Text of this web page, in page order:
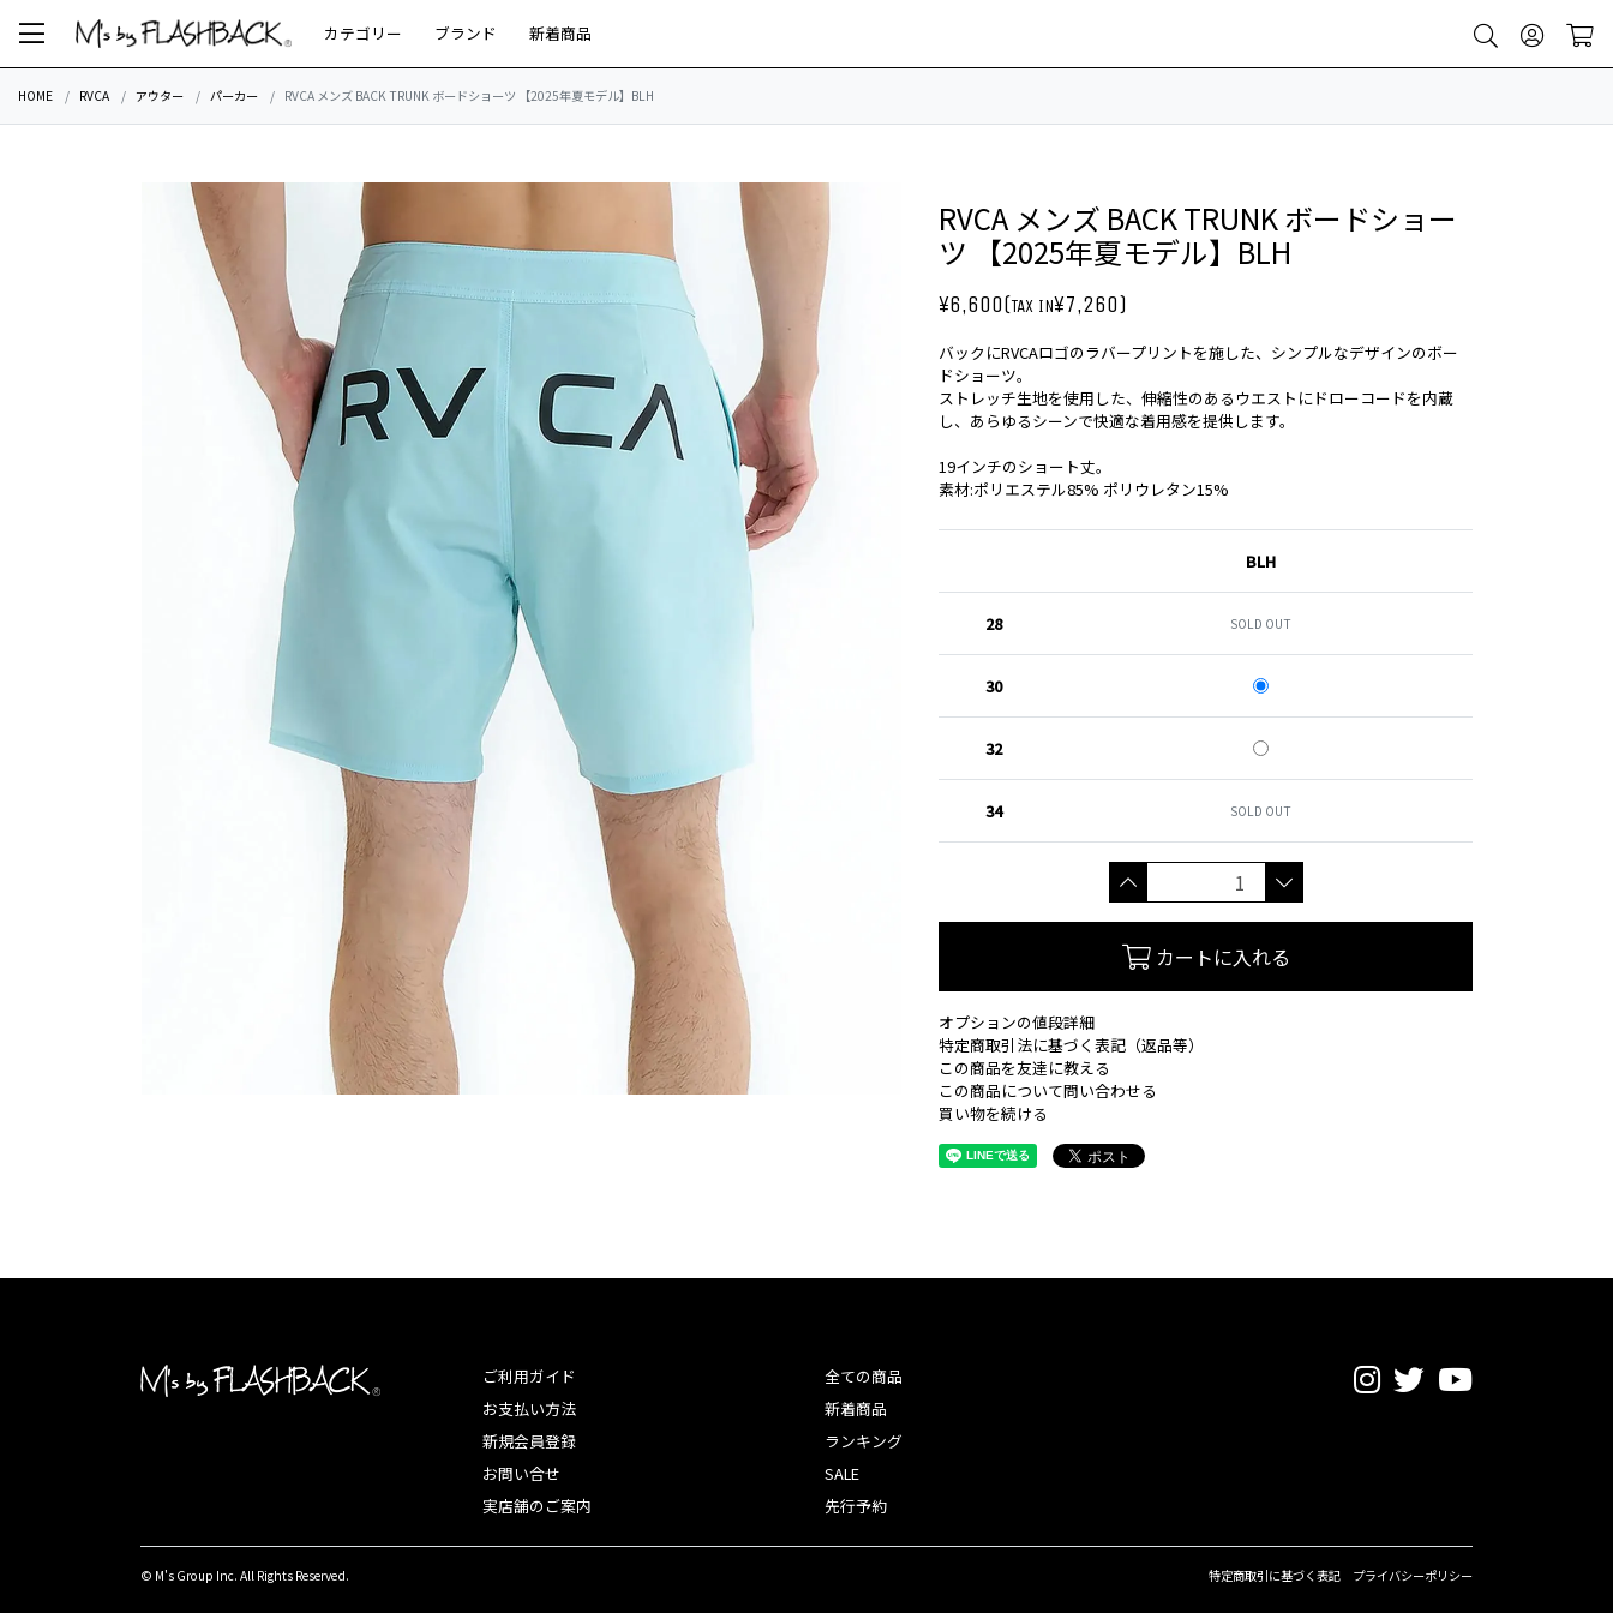
カテゴリー ブランド 新着商品
HOME RVCA アウター パーカー RVCA メンズ BACK TRUNK ボードショーツ 【2025年夏モデル】BLH
RVCA メンズ BACK TRUNK ボードショー
ツ 【2025年夏モデル】BLH
¥6,600(TAX IN¥7,260)
バックにRVCAロゴのラバープリントを施した、シンプルなデザインのボー
ドショーツ。
ストレッチ生地を使用した、伸縮性のあるウエストにドローコードを内蔵
し、あらゆるシーンで快適な着用感を提供します。
19インチのショート丈。
素材:ポリエステル85% ポリウレタン15%
BLH
28 SOLD OUT
30
32
34 SOLD OUT
カートに入れる
オプションの値段詳細
特定商取引法に基づく表記（返品等）
この商品を友達に教える
この商品について問い合わせる
買い物を続ける
ご利用ガイド
お支払い方法
新規会員登録
お問い合せ
実店舗のご案内
全ての商品
新着商品
ランキング
SALE
先行予約
© M's Group Inc. All Rights Reserved. 特定商取引に基づく表記 プライバシーポリシー